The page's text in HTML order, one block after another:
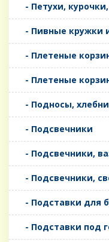
- Петухи,
- Пивные кружки
- Плетеные
- Плетеные
- Подносы,
- Подсвечники
- Подсвечники,
- Подсвечники,
- Подставки для
- Подставки под